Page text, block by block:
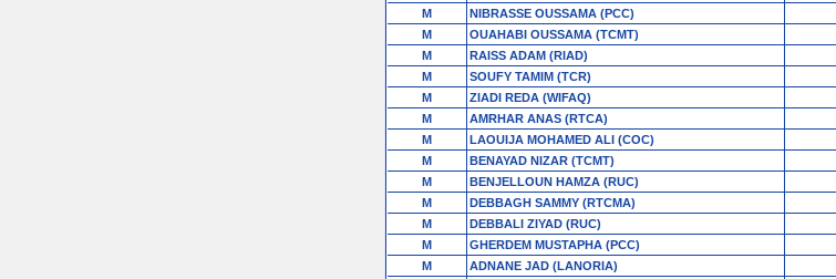
M
NIBRASSE OUSSAMA (PCC)
M
OUAHABI OUSSAMA (TCMT)
M
RAISS ADAM (RIAD)
M
SOUFY TAMIM (TCR)
M
ZIADI REDA (WIFAQ)
M
AMRHAR ANAS (RTCA)
M
LAOUIJA MOHAMED ALI (COC)
M
BENAYAD NIZAR (TCMT)
M
BENJELLOUN HAMZA (RUC)
M
DEBBAGH SAMMY (RTCMA)
M
DEBBALI ZIYAD (RUC)
M
GHERDEM MUSTAPHA (PCC)
M
ADNANE JAD (LANORIA)